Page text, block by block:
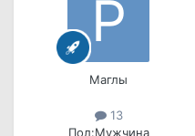
Маглы
13
Пол:Мужчина